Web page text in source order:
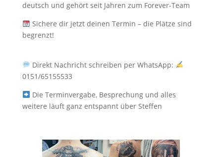
deutsch und gehört seit Jahren zum Forever-Team
Sichere dir jetzt deinen Termin – die Plätze sind
begrenzt!
Direkt Nachricht schreiben per WhatsApp:
0151/65155533
Die Terminvergabe, Besprechung und alles
weitere läuft ganz entspannt über Steffen